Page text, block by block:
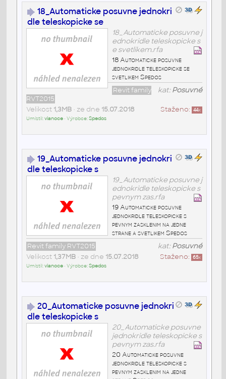
18_Automaticke posuvne jednokri
dle teleskopicke se
18_Automaticke posuvne j
ednokridle teleskopicke s
e svetlikem.rfa
18 Automaticke posuvne
jednokridle teleskopicke se
svetlikem Spedos
kat:Posuvné
Revit family
RVT2015
Staženo: 44x
Velikost 1,3MB• ze dne 15.07.2018
Umístil:vianoce• Výrobce:Spedos
19_Automaticke posuvne jednokri
dle teleskopicke s
19_Automaticke posuvne j
ednokridle teleskopicke s
pevnym zas.rfa
19 Automaticke posuvne
jednokridle teleskopicke s
pevnym zasklenim na jedne
strane a svetlikem Spedos
kat:Posuvné
Revit family RVT2015
Staženo: 65x
Velikost 1,37MB• ze dne 15.07.2018
Umístil:vianoce• Výrobce:Spedos
20_Automaticke posuvne jednokri
dle teleskopicke s
20_Automaticke posuvne
jednokridle teleskopicke s
pevnym zas.rfa
20 Automaticke posuvne
jednokridle teleskopicke s
pevnym zasklenim na jedne